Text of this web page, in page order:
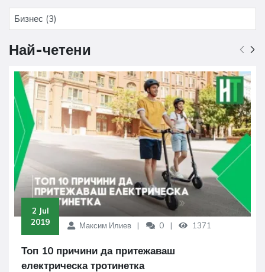
Бизнес (3)
Най-четени
Максим Илиев 0 1371
2019
Топ 10 причини да притежаваш
електрическа тротинетка